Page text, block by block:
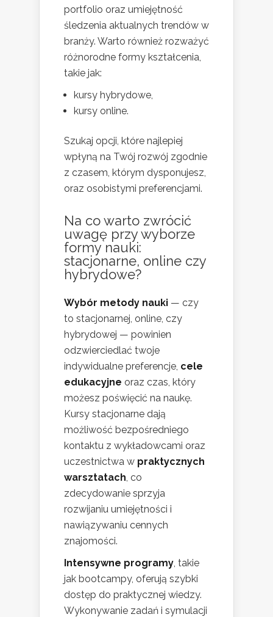
portfolio oraz umiejętność
śledzenia aktualnych trendów w
branży. Warto również rozważyć
różnorodne formy kształcenia,
takie jak:
kursy hybrydowe,
kursy online.
Szukaj opcji, które najlepiej
wpłyną na Twój rozwój zgodnie
z czasem, którym dysponujesz,
oraz osobistymi preferencjami.
Na co warto zwrócić
uwagę przy wyborze
formy nauki:
stacjonarne, online czy
hybrydowe?
Wybór metody nauki — czy
to stacjonarnej, online, czy
hybrydowej — powinien
odzwierciedlać twoje
indywidualne preferencje, cele
edukacyjne oraz czas, który
możesz poświęcić na naukę.
Kursy stacjonarne dają
możliwość bezpośredniego
kontaktu z wykładowcami oraz
uczestnictwa w praktycznych
warsztatach , co
zdecydowanie sprzyja
rozwijaniu umiejętności i
nawiązywaniu cennych
znajomości.
Intensywne programy , takie
jak bootcampy, oferują szybki
dostęp do praktycznej wiedzy.
Wykonywanie zadań i symulacji